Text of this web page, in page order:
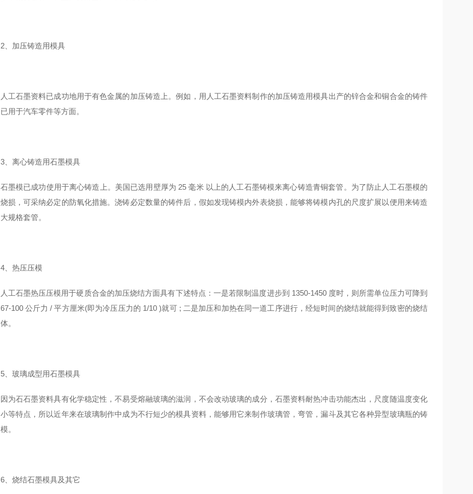
2、加压铸造用模具
人工石墨资料已成功地用于有色金属的加压铸造上。例如，用人工石墨资料制作的加压铸造用模具出产的锌合金和铜合金的铸件
已用于汽车零件等方面。
3、离心铸造用石墨模具
石墨模已成功使用于离心铸造上。美国已选用壁厚为 25 毫米 以上的人工石墨铸模来离心铸造青铜套管。为了防止人工石墨模的
烧损，可采纳必定的防氧化措施。浇铸必定数量的铸件后，假如发现铸模内外表烧损，能够将铸模内孔的尺度扩展以便用来铸造
大规格套管。
4、热压压模
人工石墨热压压模用于硬质合金的加压烧结方面具有下述特点：一是若限制温度进步到 1350-1450 度时，则所需单位压力可降到
67-100 公斤力 / 平方厘米(即为冷压压力的 1/10 )就可 ; 二是加压和加热在同一道工序进行，经短时间的烧结就能得到致密的烧结
体。
5、玻璃成型用石墨模具
因为石石墨资料具有化学稳定性，不易受熔融玻璃的滋润，不会改动玻璃的成分，石墨资料耐热冲击功能杰出，尺度随温度变化
小等特点，所以近年来在玻璃制作中成为不行短少的模具资料，能够用它来制作玻璃管，弯管，漏斗及其它各种异型玻璃瓶的铸
模。
6、烧结石墨模具及其它